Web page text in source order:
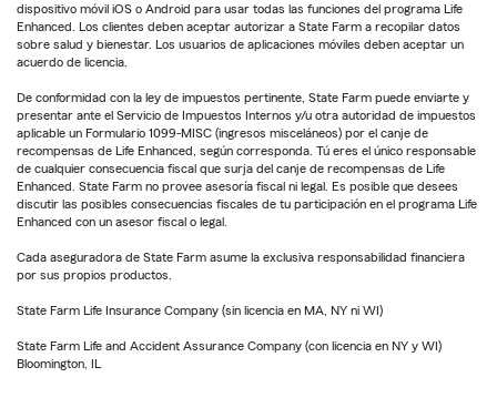
dispositivo móvil iOS o Android para usar todas las funciones del programa Life
Enhanced. Los clientes deben aceptar autorizar a State Farm a recopilar datos
sobre salud y bienestar. Los usuarios de aplicaciones móviles deben aceptar un
acuerdo de licencia.
De conformidad con la ley de impuestos pertinente, State Farm puede enviarte y
presentar ante el Servicio de Impuestos Internos y/u otra autoridad de impuestos
aplicable un Formulario 1099-MISC (ingresos misceláneos) por el canje de
recompensas de Life Enhanced, según corresponda. Tú eres el único responsable
de cualquier consecuencia fiscal que surja del canje de recompensas de Life
Enhanced. State Farm no provee asesoría fiscal ni legal. Es posible que desees
discutir las posibles consecuencias fiscales de tu participación en el programa Life
Enhanced con un asesor fiscal o legal.
Cada aseguradora de State Farm asume la exclusiva responsabilidad financiera
por sus propios productos.
State Farm Life Insurance Company (sin licencia en MA, NY ni WI)
State Farm Life and Accident Assurance Company (con licencia en NY y WI)
Bloomington, IL